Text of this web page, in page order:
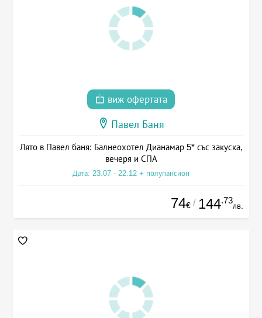
виж офертата
Павел Баня
Лято в Павел баня: Балнеохотел Дианамар 5* със закуска,
вечеря и СПА
Дата: 23.07 - 22.12 + полупансион
74€ / 144.73
лв.